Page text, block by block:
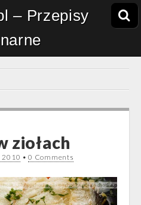
– Przepisy
ziołach
2010 •0 Comments